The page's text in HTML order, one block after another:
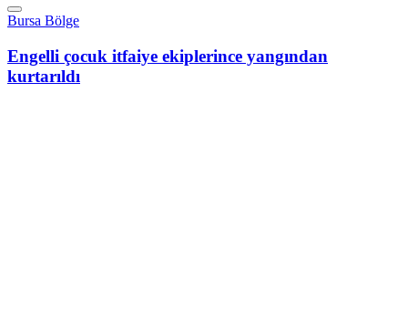
Bursa Bölge
Engelli çocuk itfaiye ekiplerince yangından
kurtarıldı